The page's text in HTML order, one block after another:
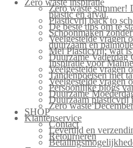
Zero waste inspiratie
Zero waste summer!
plastic en afval.
Plasticvrij back to
De beste tips om te
Schoonmaken
Veelgestelde vragen
duurzaam en
Mei Plasticvrij: wat is
Duurzame Vaderdag
Inspiratie voor
Veelgestelde vragen
Tandenpoetsen met
Veelgestelde vragen
Persoonlijke blogs
Duurzame
Duurzaam plasticvrij
Zero waste
SHOP
Klantenservice
Contact
Levertijd en
Retourneren